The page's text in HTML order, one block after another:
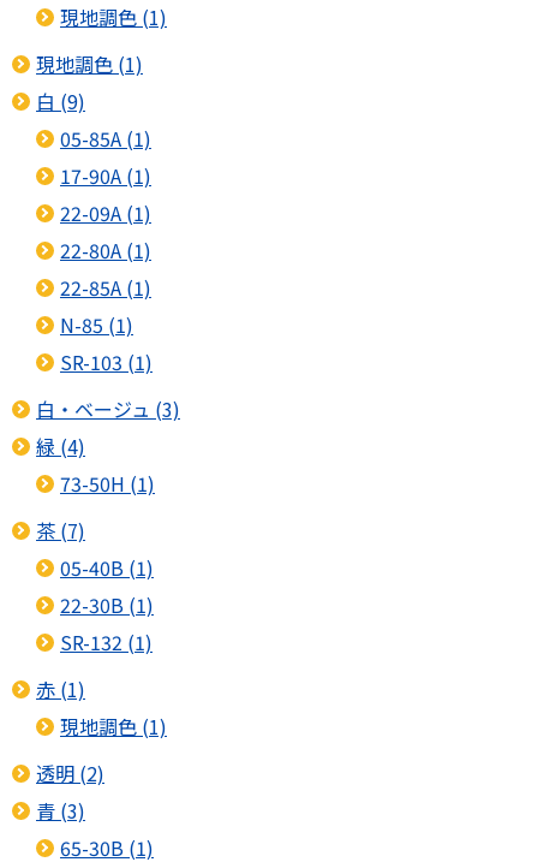
現地調色 (1)
現地調色 (1)
白 (9)
05-85A (1)
17-90A (1)
22-09A (1)
22-80A (1)
22-85A (1)
N-85 (1)
SR-103 (1)
白・ベージュ (3)
緑 (4)
73-50H (1)
茶 (7)
05-40B (1)
22-30B (1)
SR-132 (1)
赤 (1)
現地調色 (1)
透明 (2)
青 (3)
65-30B (1)